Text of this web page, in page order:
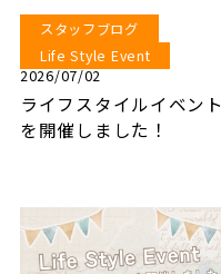
スタッフブログ
Life Style Event
2026/07/02
ライフスタイルイベント
を開催しました！